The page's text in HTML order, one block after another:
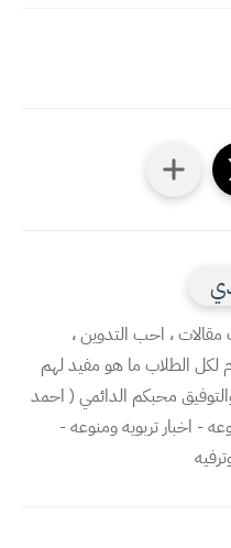
، احب التدوين ،
الطلاب ما هو مفيد لهم
محبكم الدائمي ( احمد
- اخبار تربويه ومنوعه -